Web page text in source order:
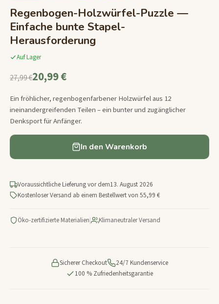
Regenbogen-Holzwürfel-Puzzle —
Einfache bunte Stapel-
Herausforderung
Auf Lager
27,99 €20,99 €
Ein fröhlicher, regenbogenfarbener Holzwürfel aus 12
ineinandergreifenden Teilen – ein bunter und zugänglicher
Denksport für Anfänger.
In den Warenkorb
Voraussichtliche Lieferung vor dem13. August 2026
Kostenloser Versand ab einem Bestellwert von 55,99 €
Öko-zertifizierte Materialien| Klimaneutraler Versand
Sicherer Checkout
24/7 Kundenservice
100 % Zufriedenheitsgarantie